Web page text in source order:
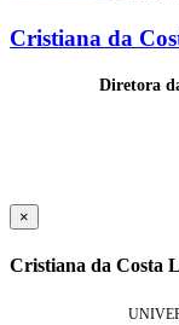
Cristiana da
Diretora
×
Cristiana da Costa